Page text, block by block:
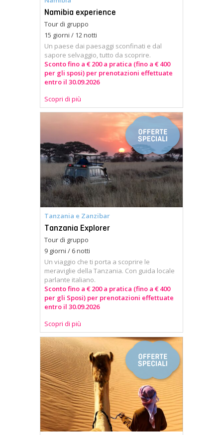
Namibia experience
Tour di gruppo
15 giorni / 12 notti
Un paese dai paesaggi sconfinati e dal
sapore selvaggio, tutto da scoprire.
Sconto fino a € 200 a pratica (fino a € 400
per gli sposi) per prenotazioni effettuate
entro il 30.09.2026
Scopri di più
Tanzania e Zanzibar
Tanzania Explorer
Tour di gruppo
9 giorni / 6 notti
Un viaggio che ti porta a scoprire le
meraviglie della Tanzania. Con guida locale
parlante italiano.
Sconto fino a € 200 a pratica (fino a € 400
per gli Sposi) per prenotazioni effettuate
entro il 30.09.2026
Scopri di più